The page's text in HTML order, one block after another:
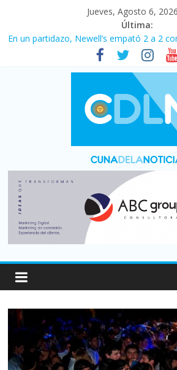
Jueves, Agosto 6, 2026
Última:
En un partidazo, Newell’s empató 2 a 2
Vacaciones de invierno con más
turístico: 4,6 millones de personas
Fuerte caída de la venta de autos usados
Central venció 1 a 0 al River de Coudet en
Pullaro mejora sus relaciones con el